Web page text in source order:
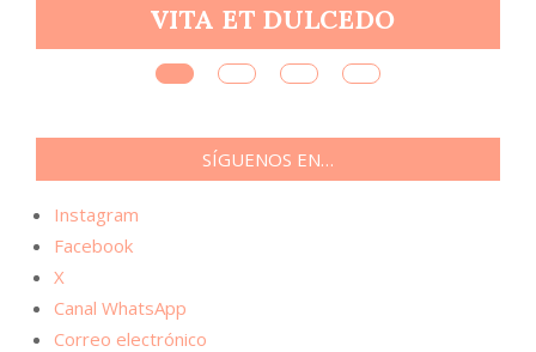
VITA ET DULCEDO
SÍGUENOS EN…
Instagram
Facebook
X
Canal WhatsApp
Correo electrónico